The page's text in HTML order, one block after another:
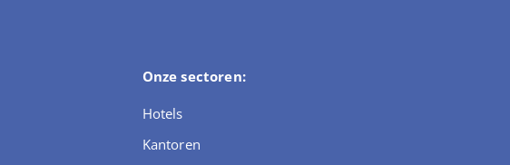
Onze sectoren:
Hotels
Kantoren